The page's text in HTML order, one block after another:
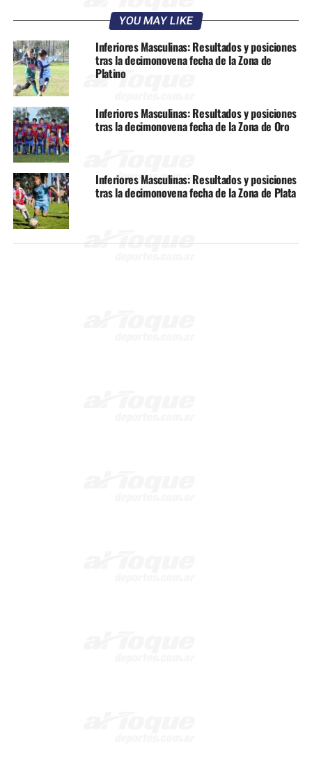
YOU MAY LIKE
Inferiores Masculinas: Resultados y posiciones
tras la decimonovena fecha de la Zona de
Platino
Inferiores Masculinas: Resultados y posiciones
tras la decimonovena fecha de la Zona de Oro
Inferiores Masculinas: Resultados y posiciones
tras la decimonovena fecha de la Zona de Plata